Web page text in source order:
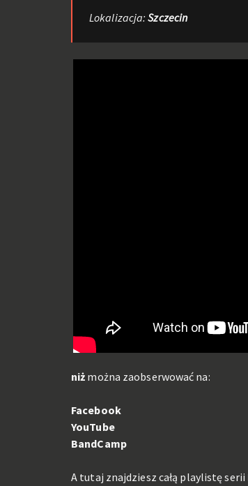
Lokalizacja:Szczecin
niż można zaobserwować na:
Facebook
YouTube
BandCamp
A tutaj znajdziesz całą playlistę serii